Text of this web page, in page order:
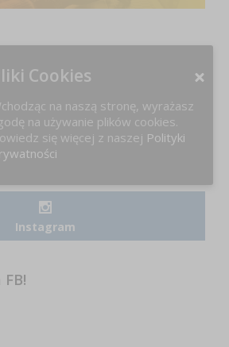
Facebook
Instagram
Cookies
na naszą stronę, wyrażasz
na używanie plików cookies.
się więcej z naszej Polityki